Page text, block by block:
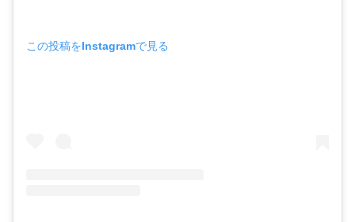
この投稿をInstagramで見る